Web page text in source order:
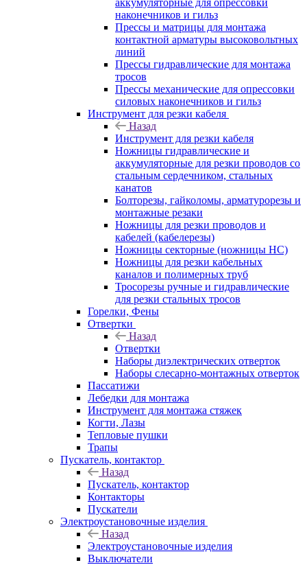
аккумуляторные для опрессовки
наконечников и гильз
Прессы и матрицы для монтажа
контактной арматуры высоковольтных
линий
Прессы гидравлические для монтажа
тросов
Прессы механические для опрессовки
силовых наконечников и гильз
Инструмент для резки кабеля
Назад
Инструмент для резки кабеля
Ножницы гидравлические и
аккумуляторные для резки проводов со
стальным сердечником, стальных
канатов
Болторезы, гайколомы, арматурорезы и
монтажные резаки
Ножницы для резки проводов и
кабелей (кабелерезы)
Ножницы секторные (ножницы НС)
Ножницы для резки кабельных
каналов и полимерных труб
Тросорезы ручные и гидравлические
для резки стальных тросов
Горелки, Фены
Отвертки
Назад
Отвертки
Наборы диэлектрических отверток
Наборы слесарно-монтажных отверток
Пассатижи
Лебедки для монтажа
Инструмент для монтажа стяжек
Когти, Лазы
Тепловые пушки
Трапы
Пускатель, контактор
Назад
Пускатель, контактор
Контакторы
Пускатели
Электроустановочные изделия
Назад
Электроустановочные изделия
Выключатели